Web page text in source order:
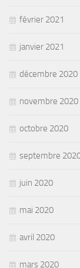
février 2021
janvier 2021
décembre 2020
novembre 2020
octobre 2020
septembre
juin 2020
mai 2020
avril 2020
mars 2020